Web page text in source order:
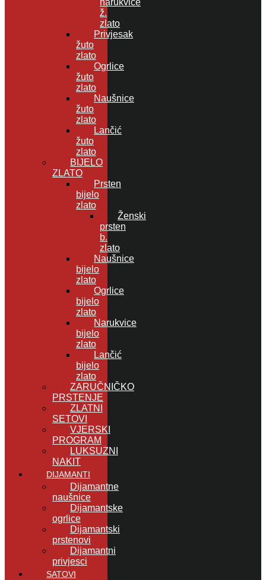
ž.
zlato
Privjesak
žuto
zlato
Ogrlice
žuto
zlato
Naušnice
žuto
zlato
Lančić
žuto
zlato
BIJELO
ZLATO
Prsten
bijelo
zlato
Ženski
prsten
b.
zlato
Naušnice
bijelo
zlato
Ogrlice
bijelo
zlato
Narukvice
bijelo
zlato
Lančić
bijelo
zlato
ZARUČNIČKO
PRSTENJE
ZLATNI
SETOVI
VJERSKI
PROGRAM
LUKSUZNI
NAKIT
DIJAMANTI
Dijamantne
naušnice
Dijamantske
ogrlice
Dijamantski
prstenovi
Dijamantni
privjesci
SATOVI